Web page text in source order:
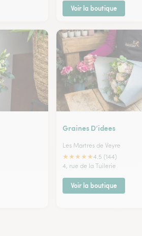
Voir la boutique
Graines D’idees
Les Martres de Veyre
★★★★★4.5 (144)
4, rue de la Tuilerie
Voir la boutique